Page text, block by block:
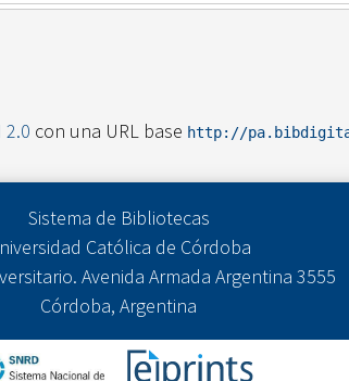
2.0 con una URL base http://
Sistema de Bibliotecas
Católica de Córdoba
Avenida Armada Argentina 3555
Córdoba, Argentina